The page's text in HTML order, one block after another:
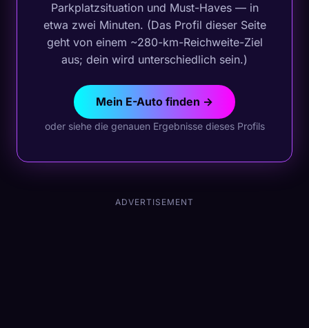
Parkplatzsituation und Must-Haves — in
etwa zwei Minuten. (Das Profil dieser Seite
geht von einem ~280-km-Reichweite-Ziel
aus; dein wird unterschiedlich sein.)
Mein E-Auto finden →
oder siehe die genauen Ergebnisse dieses Profils
ADVERTISEMENT